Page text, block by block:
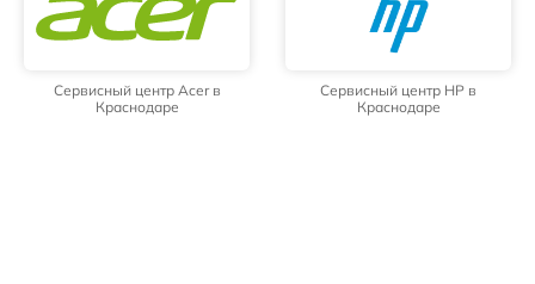
Сервисный центр Acer в
Краснодаре
Сервисный центр HP в
Краснодаре